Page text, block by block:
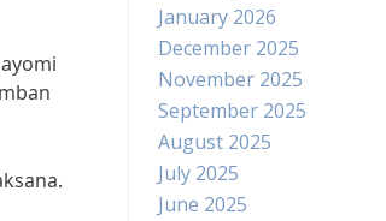
January 2026
December 2025
November 2025
September 2025
August 2025
July 2025
June 2025